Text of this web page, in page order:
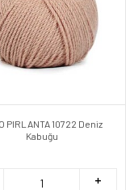
PIRLANTA 10722 Deniz
Kabuğu